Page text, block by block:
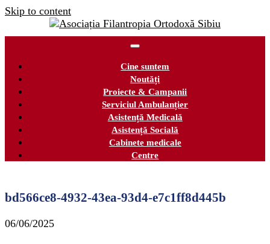
Skip to content
Cine suntem
Noutăți
Proiecte & Campanii
Serviciul Ambulanțier
Asistență Medicală
Asistență Socială
Cabinete medicale
Centre
bd566ce8-4932-43ea-93d4-e7c1ff8d445b
06/06/2025